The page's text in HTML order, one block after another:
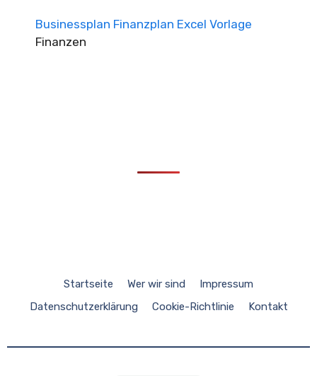
Businessplan Finanzplan Excel Vorlage
Finanzen
Startseite Wer wir sind
Impressum
Datenschutzerklärung
Cookie-Richtlinie Kontakt